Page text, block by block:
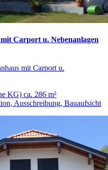
Carport u. Nebenanlagen
mit Carport u.
KG) ca. 286 m²
Ausschreibung, Bauaufsicht